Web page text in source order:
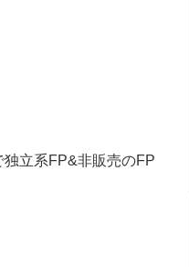
立系FP&非販売のFP